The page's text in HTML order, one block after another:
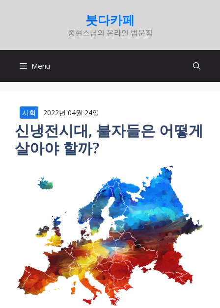
로
붓다카페
중현스님의 온라인 법문집
Menu
사회 2022년 04월 24일
신냉전시대, 불자들은 어떻게
살아야 할까?